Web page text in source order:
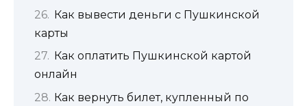
Как вывести деньги с Пушкинской
карты
Как оплатить Пушкинской картой
онлайн
Как вернуть билет, купленный по